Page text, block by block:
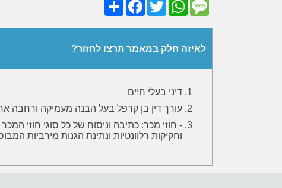
לאיזה חלק במאמר תרצו לחזור?
דיני בעלי חיים
עורך דין בן קרפל בעל הבנה מעמיקה ורחבה
- חוזי מכר: כתיבה וניסוח של כל סוגי חוזי
וחקיקות רלוונטיות ונתינת הגנות מירביות